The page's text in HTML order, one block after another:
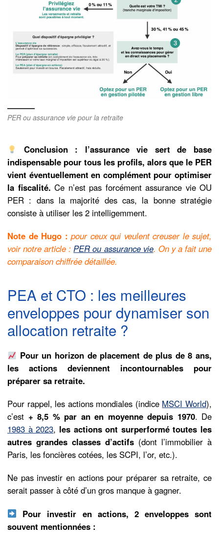
PER ou assurance vie pour la retraite
Conclusion : l’assurance vie sert de base
indispensable pour tous les profils, alors que le PER
vient éventuellement en complément pour optimiser
la fiscalité. Ce n’est pas forcément assurance vie OU
PER : dans la majorité des cas, la bonne stratégie
consiste à utiliser les 2 intelligemment.
Note de Hugo : pour ceux qui veulent creuser le sujet,
voir notre article :PER ou assurance vie. On y a fait une
comparaison chiffrée détaillée.
PEA et CTO : les meilleures
enveloppes pour dynamiser son
allocation retraite ?
Pour un horizon de placement de plus de 8 ans,
les actions deviennent incontournables pour
préparer sa retraite.
Pour rappel, les actions mondiales (indice MSCI World),
c’est + 8,5 % par an en moyenne depuis 1970. De
1983 à 2023, les actions ont surperformé toutes les
autres grandes classes d’actifs (dont l’immobilier à
Paris, les foncières cotées, les SCPI, l’or, etc.).
Ne pas investir en actions pour préparer sa retraite, ce
serait passer à côté d’un gros manque à gagner.
Pour investir en actions, 2 enveloppes sont
souvent mentionnées :